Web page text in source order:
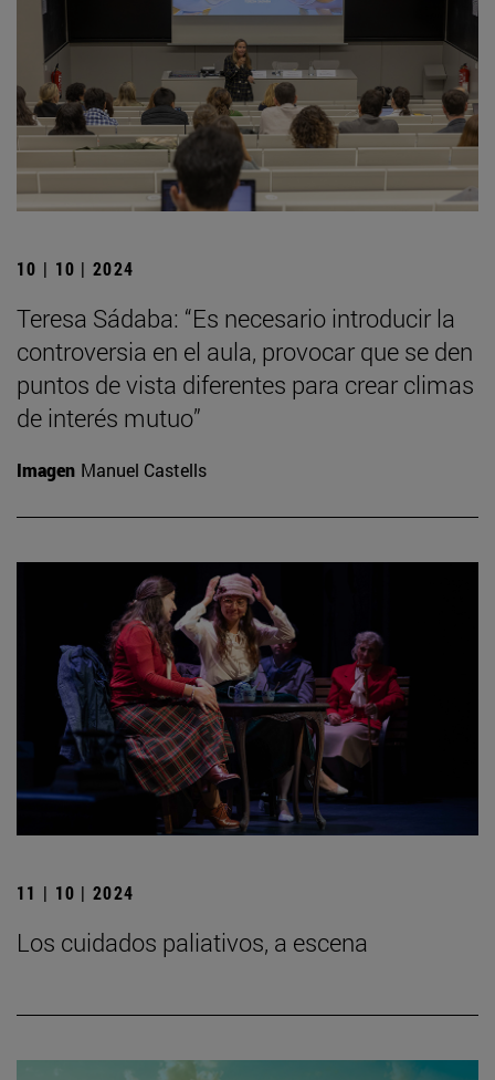
10 | 10 | 2024
Teresa Sádaba: “Es necesario introducir la
controversia en el aula, provocar que se den
puntos de vista diferentes para crear climas
de interés mutuo”
Imagen Manuel Castells
11 | 10 | 2024
Los cuidados paliativos, a escena